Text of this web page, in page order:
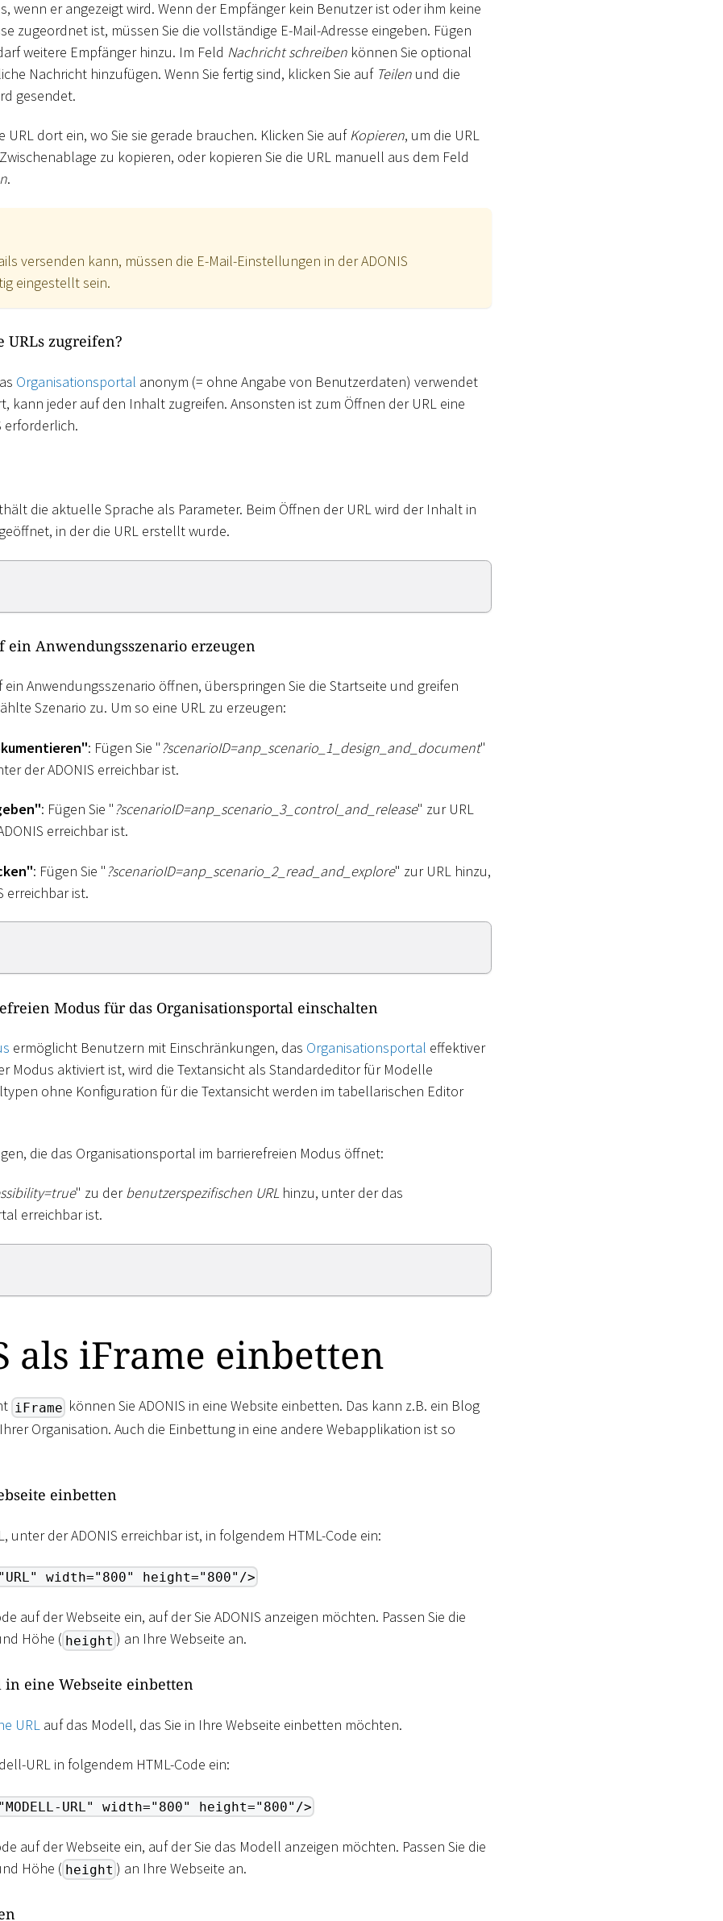
wenn er angezeigt wird. Wenn der Empfänger kein Benutzer ist oder ihm keine
zugeordnet ist, müssen Sie die vollständige E-Mail-Adresse eingeben. Fügen
weitere Empfänger hinzu. Im Feld Nachricht schreiben können Sie optional
Nachricht hinzufügen. Wenn Sie fertig sind, klicken Sie auf Teilen und die
gesendet.
URL dort ein, wo Sie sie gerade brauchen. Klicken Sie aufKopieren, um die URL
zu kopieren, oder kopieren Sie die URL manuell aus dem Feld
.
versenden kann, müssen die E-Mail-Einstellungen in der ADONIS
eingestellt sein.
URLs zugreifen?
Organisationsportal anonym (= ohne Angabe von Benutzerdaten) verwendet
kann jeder auf den Inhalt zugreifen. Ansonsten ist zum Öffnen der URL eine
erforderlich.
die aktuelle Sprache als Parameter. Beim Öffnen der URL wird der Inhalt in
in der die URL erstellt wurde.
ein Anwendungsszenario erzeugen
ein Anwendungsszenario öffnen, überspringen Sie die Startseite und greifen
Szenario zu. Um so eine URL zu erzeugen:
: Fügen Sie "?scenarioID=anp_scenario_1 design_and_document"
der ADONIS erreichbar ist.
: Fügen Sie "?scenarioID=anp_scenario_3_ control_and_release" zur URL
erreichbar ist.
: Fügen Sie "?scenarioID=anp_scenario_2_ read_and_explore" zur URL hinzu,
erreichbar ist.
Modus für das Organisationsportal einschalten
ermöglicht Benutzern mit Einschränkungen, das Organisationsportal effektiver
Modus aktiviert ist, wird die Textansicht als Standardeditor für Modelle
ohne Konfiguration für die Textansicht werden im tabellarischen Editor
die das Organisationsportal im barrierefreien Modus öffnet:
" zu derbenutzerspezifischen URLhinzu, unter der das
erreichbar ist.
als iFrame einbetten
iFrame können Sie ADONIS in eine Website einbetten. Das kann z.B. ein Blog
Organisation. Auch die Einbettung in eine andere Webapplikation ist so
einbetten
unter der ADONIS erreichbar ist, in folgendem HTML-Code ein:
width="800" height="800"/>
auf der Webseite ein, auf der Sie ADONIS anzeigen möchten. Passen Sie die
Höhe ( height ) an Ihre Webseite an.
eine Webseite einbetten
URL auf das Modell, das Sie in Ihre Webseite einbetten möchten.
URL in folgendem HTML-Code ein:
URL" width="800" height="800"/>
auf der Webseite ein, auf der Sie das Modell anzeigen möchten. Passen Sie die
Höhe ( height ) an Ihre Webseite an.